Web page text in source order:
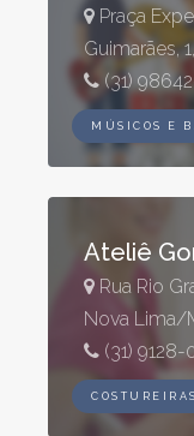
MÚSICOS E
Praça
Guimarães,
(31)
Ateliê
Rua Rio
Nova Lima/
(31)